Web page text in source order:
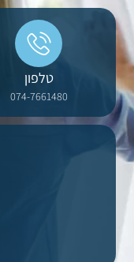
טלפון
074-7661480